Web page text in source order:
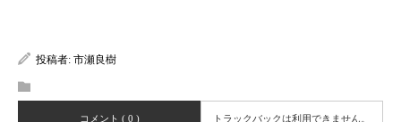
投稿者: 市瀬良樹
コメント ( 0 ) トラックバックは利用できません。